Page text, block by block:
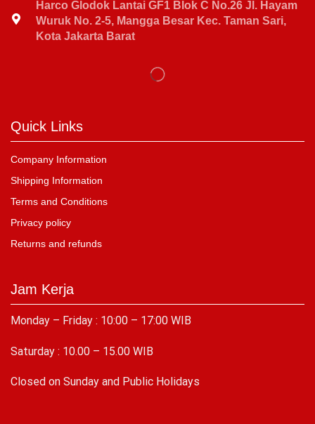
Harco Glodok Lantai GF1 Blok C No.26 Jl. Hayam
Wuruk No. 2-5, Mangga Besar Kec. Taman Sari,
Kota Jakarta Barat
Quick Links
Company Information
Shipping Information
Terms and Conditions
Privacy policy
Returns and refunds
Jam Kerja
Monday – Friday : 10:00 – 17:00 WIB
Saturday : 10.00 – 15.00 WIB
C losed on Sunday and Public Holidays